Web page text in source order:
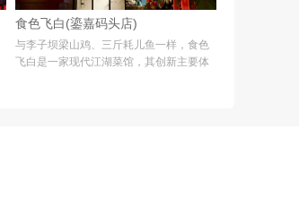
食色飞白(鎏嘉码头店)
与李子坝梁山鸡、三斤耗儿鱼一样，食色
飞白是一家现代江湖菜馆，其创新主要体